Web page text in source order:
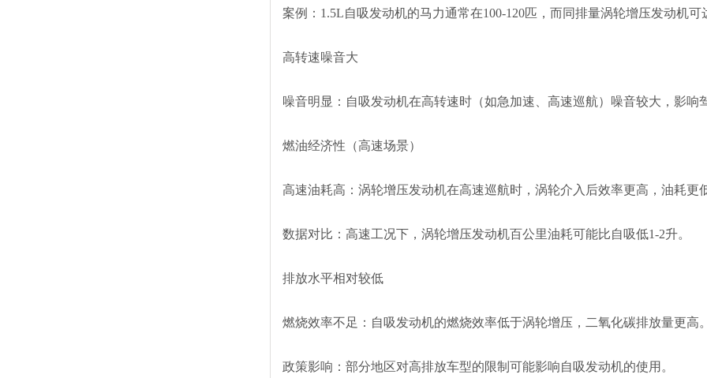
案例：1.5L自吸发动机的马力通常在100-120匹，而同排量涡轮增压发动机可
高转速噪音大
噪音明显：自吸发动机在高转速时（如急加速、高速巡航）噪音较大，影响
燃油经济性（高速场景）
高速油耗高：涡轮增压发动机在高速巡航时，涡轮介入后效率更高，油耗更
数据对比：高速工况下，涡轮增压发动机百公里油耗可能比自吸低1-2升。
排放水平相对较低
燃烧效率不足：自吸发动机的燃烧效率低于涡轮增压，二氧化碳排放量更高。
政策影响：部分地区对高排放车型的限制可能影响自吸发动机的使用。